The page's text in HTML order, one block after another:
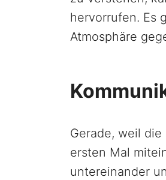
hervorrufen. Es
Atmosphäre
Gerade, weil
ersten Mal
untereinander